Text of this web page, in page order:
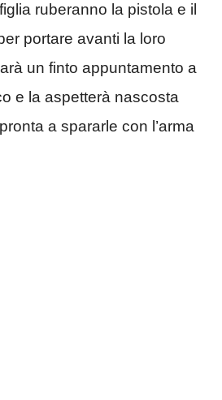
ruberanno la pistola e il
portare avanti la loro
un finto appuntamento a
e la aspetterà nascosta
a spararle con l’arma